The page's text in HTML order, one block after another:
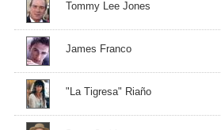
Tommy Lee Jones
James Franco
"La Tigresa" Riaño